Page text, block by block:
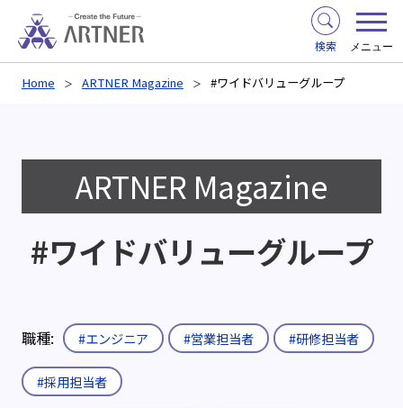
検索 メニュー
Home ARTNER Magazine #ワイドバリューグループ
ARTNER Magazine
#ワイドバリューグループ
職種: #エンジニア #営業担当者 #研修担当者
#採用担当者